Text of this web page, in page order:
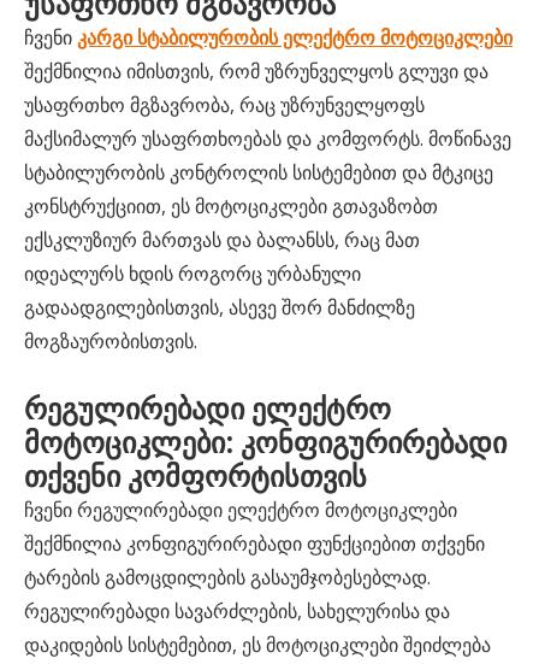
ჩვენიკარგი სტაბილურობის ელექტრო მოტოციკლები
შექმნილია იმისთვის, რომ უზრუნველყოს გლუვი და
უსაფრთხო მგზავრობა, რაც უზრუნველყოფს
მაქსიმალურ უსაფრთხოებას და კომფორტს. მოწინავე
სტაბილურობის კონტროლის სისტემებით და მტკიცე
კონსტრუქციით, ეს მოტოციკლები გთავაზობთ
ექსკლუზიურ მართვას და ბალანსს, რაც მათ
იდეალურს ხდის როგორც ურბანული
გადაადგილებისთვის, ასევე შორ მანძილზე
მოგზაურობისთვის.
რეგულირებადი ელექტრო
მოტოციკლები: კონფიგურირებადი
თქვენი კომფორტისთვის
ჩვენი რეგულირებადი ელექტრო მოტოციკლები
შექმნილია კონფიგურირებადი ფუნქციებით თქვენი
ტარების გამოცდილების გასაუმჯობესებლად.
რეგულირებადი სავარძლების, სახელურისა და
დაკიდების სისტემებით, ეს მოტოციკლები შეიძლება